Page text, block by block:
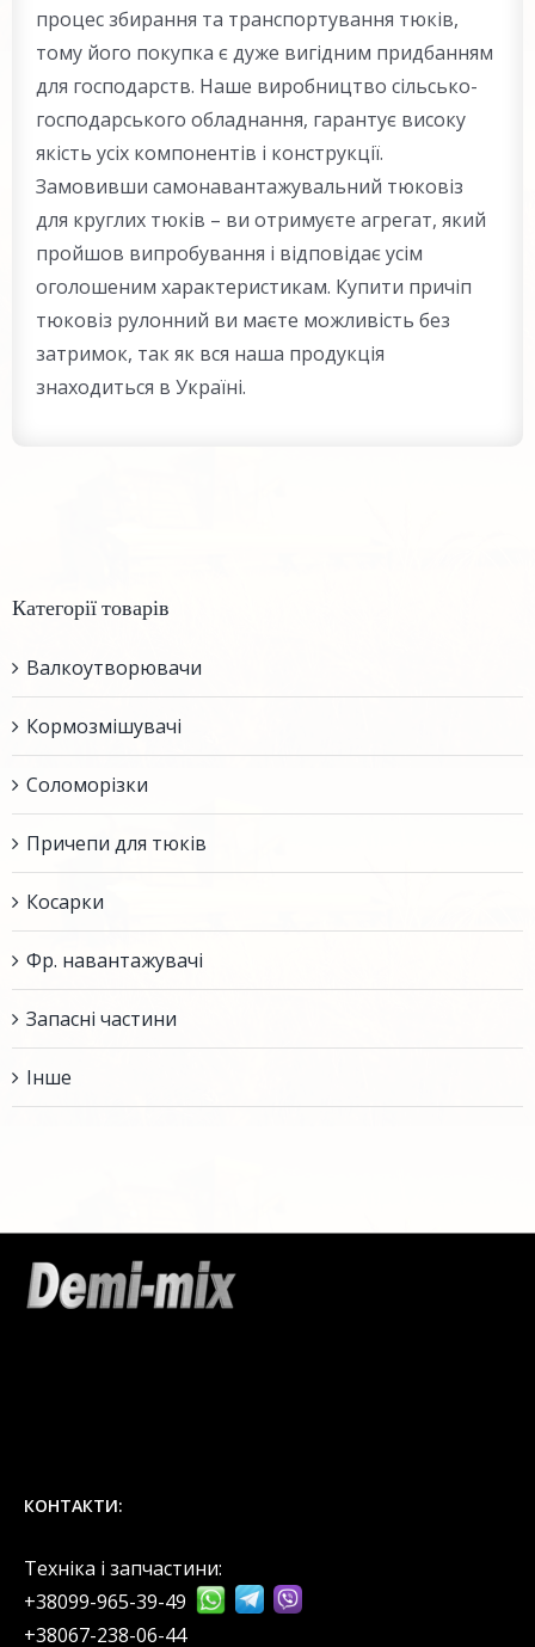
процес збирання та транспортування тюків,
тому його покупка є дуже вигідним придбанням
для господарств. Наше виробництво сільсько-
господарського обладнання, гарантує високу
якість усіх компонентів і конструкції.
Замовивши самонавантажувальний тюковіз
для круглих тюків – ви отримуєте агрегат, який
пройшов випробування і відповідає усім
оголошеним характеристикам. Купити причіп
тюковіз рулонний ви маєте можливість без
затримок, так як вся наша продукція
знаходиться в Україні.
Категорії товарів
Валкоутворювачи
Кормозмішувачі
Соломорізки
Причепи для тюків
Косарки
Фр. навантажувачі
Запасні частини
Інше
КОНТАКТИ:
Техніка і запчастини:
+38099-965-39-49
‎+38067-238-06-44